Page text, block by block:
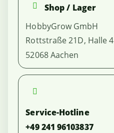
Shop / Lager
HobbyGrow GmbH
Rottstraße 21D, Halle 4
52068 Aachen
Service-Hotline
+49 241 96103837